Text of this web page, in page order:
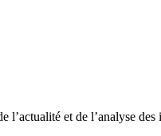
et de l’analyse